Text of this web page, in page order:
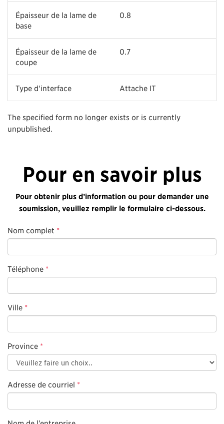
Épaisseur de la lame de
base
0.8
Épaisseur de la lame de
coupe
0.7
Type d'interface Attache IT
The specified form no longer exists or is currently
unpublished.
Pour en savoir plus
Pour obtenir plus d’information ou pour demander une
soumission, veuillez remplir le formulaire ci-dessous.
Nom complet *
Téléphone *
Ville *
Province *
Adresse de courriel *